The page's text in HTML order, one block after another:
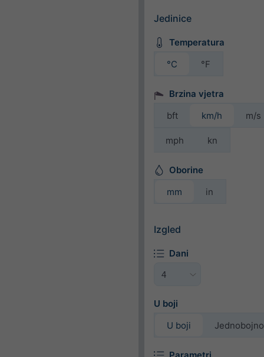
Jedinice
Temperatura
°C
°F
Brzina vjetra
bft
km/h m/s
mph kn
Oborine
mm
in
Izgled
Dani
U boji
U boji
Jednobojno